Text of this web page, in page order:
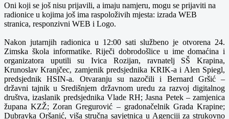
Oni koji se još nisu prijavili, a imaju namjeru, mogu se prijaviti na
radionice u kojima još ima raspoloživih mjesta: izrada WEB
stranica, responzivni WEB i Logo.
Nakon jutarnjih radionica u 12:00 sati službeno je otvorena 24.
Zimska škola informatike. Riječi dobrodošlice u ime domaćina i
organizatora uputili su Ivica Rozijan, ravnatelj SŠ Krapina,
Krunoslav Kranjčec, zamjenik predsjednika KRIK-a i Alen Spiegl,
predsjednik HSIN-a. Otvaranju su nazočili i Bernard Gršić –
državni tajnik u Središnjem državnom uredu za razvoj digitalnog
društva, izaslanik predsjednika Vlade RH; Jasna Petek – zamjenica
župana KZŽ; Zoran Gregurović – gradonačelnik Grada Krapine;
Dubravka Oršanić, viša stručna savjetnica u Agenciji za strukovno